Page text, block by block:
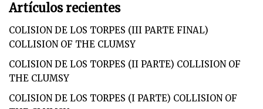
Artículos recientes
COLISION DE LOS TORPES (III PARTE FINAL)
COLLISION OF THE CLUMSY
COLISION DE LOS TORPES (II PARTE) COLLISION OF
THE CLUMSY
COLISION DE LOS TORPES (I PARTE) COLLISION OF